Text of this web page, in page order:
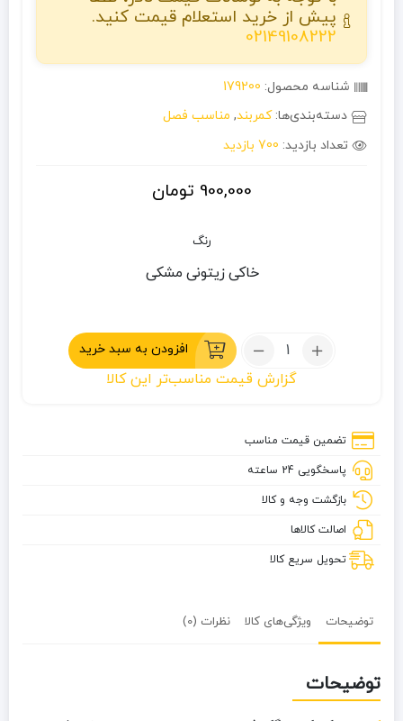
پیش از خرید استعلام قیمت کنید.
02149108222
شناسه محصول: 179200
دسته‌بندی‌ها:کمربند, مناسب فصل
تعداد بازدید: 700 بازدید
900,000 تومان
رنگ
خاکی زیتونی مشکی
تعداد:
تاکتیکال
افزودن به سبد خرید
گزارش قیمت مناسب‌تر این کالا
تضمین قیمت مناسب
پاسخگویی 24 ساعته
بازگشت وجه و کالا
اصالت کالاها
تحویل سریع کالا
توضیحات ویژگی‌های کالا نظرات (0)
توضیحات